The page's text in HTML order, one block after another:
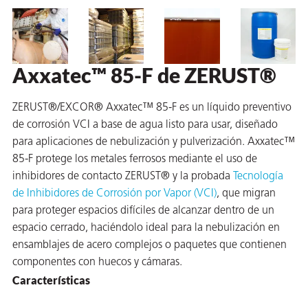
Axxatec™ 85-F de ZERUST®
ZERUST®/EXCOR® Axxatec™ 85-F es un líquido preventivo
de corrosión VCI a base de agua listo para usar, diseñado
para aplicaciones de nebulización y pulverización. Axxatec™
85-F protege los metales ferrosos mediante el uso de
inhibidores de contacto ZERUST® y la probada
Tecnología
de Inhibidores de Corrosión por Vapor (VCI), que migran
para proteger espacios difíciles de alcanzar dentro de un
espacio cerrado, haciéndolo ideal para la nebulización en
ensamblajes de acero complejos o paquetes que contienen
componentes con huecos y cámaras.
Características
e